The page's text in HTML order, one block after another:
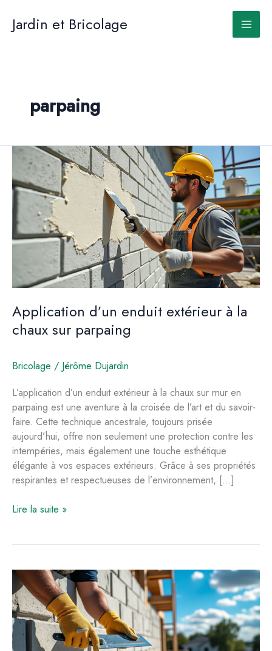
contenu
Jardin et Bricolage
parpaing
Application d’un enduit extérieur à la
chaux sur parpaing
Bricolage / Jérôme Dujardin
L’application d’un enduit extérieur à la chaux sur mur en
parpaing est une aventure à la croisée de l’art et du savoir-
faire. Cette technique ancestrale, toujours prisée
aujourd’hui, offre non seulement une protection contre les
intempéries, mais également une touche esthétique
élégante à vos espaces extérieurs. Grâce à ses propriétés
respirantes et respectueuses de l’environnement, […]
Application
à
la
chaux
sur
parpaing
Lire la suite »